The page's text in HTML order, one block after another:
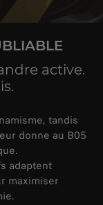
active.
tandis
donne au B05
adaptent
maximiser